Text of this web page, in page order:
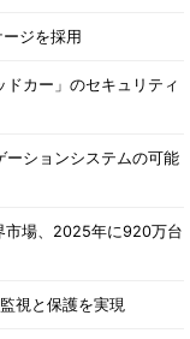
ジを採用
ドカー」のセキュリティ
ーションシステムの可能
市場、2025年に920万台
視と保護を実現